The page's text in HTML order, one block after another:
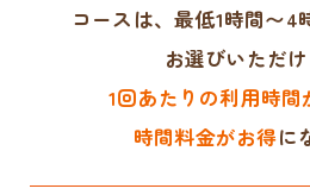
コースは、最低1時間〜4
お選びいただけ
1回あたりの利用時間
時間料金がお得に